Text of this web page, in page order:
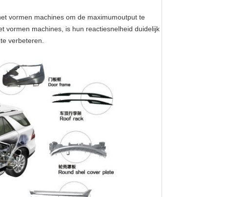
vormen machines om de maximumoutput te
vormen machines, is hun reactiesnelheid duidelijk
verbeteren.